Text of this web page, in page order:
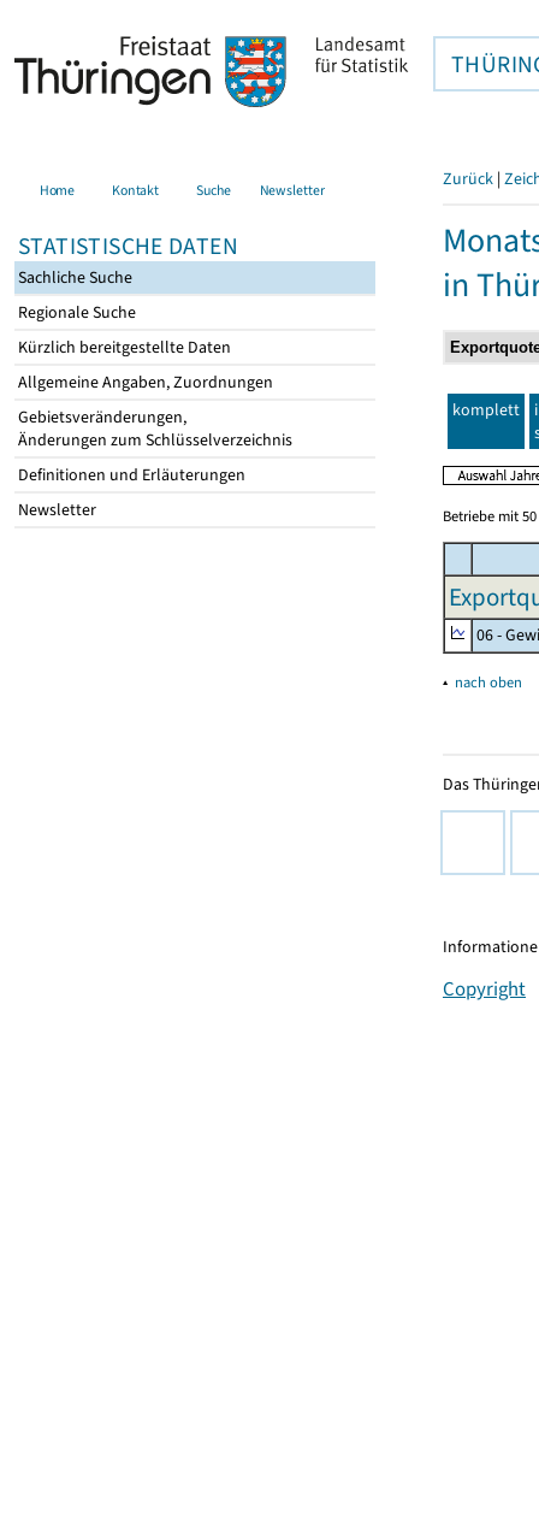
Home Kontakt Suche Newsletter
STATISTISCHE DATEN
Sachliche Suche
Regionale Suche
Kürzlich bereitgestellte Daten
Allgemeine Angaben, Zuordnungen
Gebietsveränderungen,
Änderungen zum Schlüsselverzeichnis
Definitionen und Erläuterungen
Newsletter
Zurück |
in
komplett
Betriebe mit
06 -
▴ nach oben
Das
Copyright